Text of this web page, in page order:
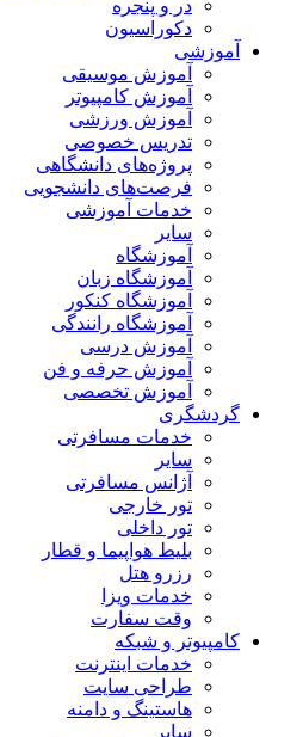
در و پنجره
دکوراسیون
آموزشی
آموزش موسیقی
آموزش کامپیوتر
آموزش ورزشی
تدریس خصوصی
پروژه‌های دانشگاهی
فرصت‌های دانشجویی
خدمات آموزشی
سایر
آموزشگاه
آموزشگاه زبان
آموزشگاه کنکور
آموزشگاه رانندگی
آموزش درسی
آموزش حرفه و فن
آموزش تخصصی
گردشگری
خدمات مسافرتی
سایر
آژانس مسافرتی
تور خارجی
تور داخلی
بلیط هواپیما و قطار
رزرو هتل
خدمات ویزا
وقت سفارت
کامپیوتر و شبکه
خدمات اینترنت
طراحی سایت
هاستینگ و دامنه
سایر